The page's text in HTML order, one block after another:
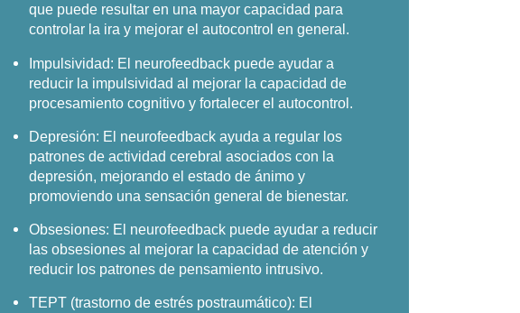
que puede resultar en una mayor capacidad para
controlar la ira y mejorar el autocontrol en general.
Impulsividad: El neurofeedback puede ayudar a
reducir la impulsividad al mejorar la capacidad de
procesamiento cognitivo y fortalecer el autocontrol.
Depresión: El neurofeedback ayuda a regular los
patrones de actividad cerebral asociados con la
depresión, mejorando el estado de ánimo y
promoviendo una sensación general de bienestar.
Obsesiones: El neurofeedback puede ayudar a reducir
las obsesiones al mejorar la capacidad de atención y
reducir los patrones de pensamiento intrusivo.
TEPT (trastorno de estrés postraumático): El